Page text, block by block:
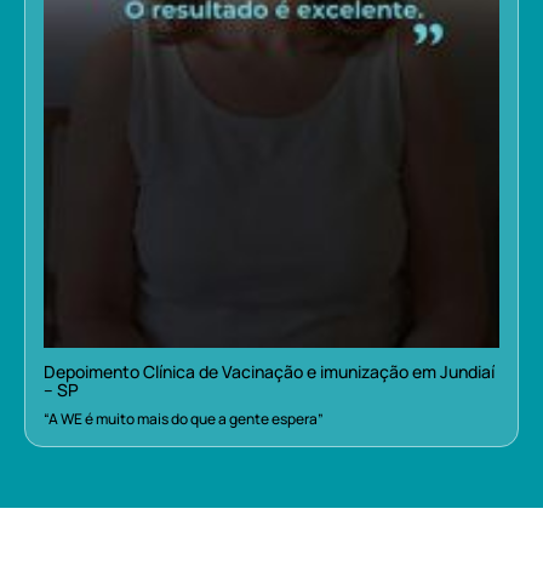
Depoimento Clínica de Vacinação e imunização em Jundiaí
– SP
“A WE é muito mais do que a gente espera”